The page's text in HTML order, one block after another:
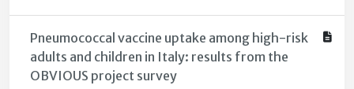
Pneumococcal vaccine uptake among high-risk
adults and children in Italy: results from the
OBVIOUS project survey